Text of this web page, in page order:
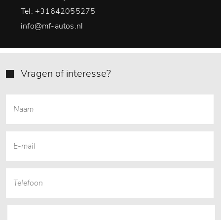
Tel: +31642055275
info@mf-autos.nl
Vragen of interesse?